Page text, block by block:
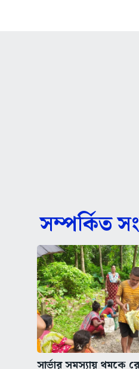
সম্পর্কিত
সার্ভার সমস্যায় থমকে